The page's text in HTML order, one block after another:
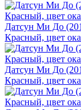
Датсун Ми До
Красный, цвет
Датсун Ми До
Красный, цвет